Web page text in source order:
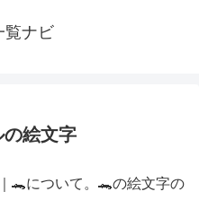
覧ナビ
絵文字
🐊について。🐊の絵文字の